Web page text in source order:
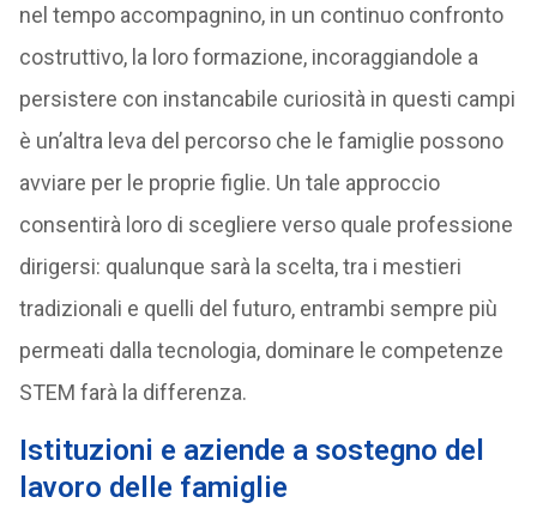
nel tempo accompagnino, in un continuo confronto
costruttivo, la loro formazione, incoraggiandole a
persistere con instancabile curiosità in questi campi
è un’altra leva del percorso che le famiglie possono
avviare per le proprie figlie. Un tale approccio
consentirà loro di scegliere verso quale professione
dirigersi: qualunque sarà la scelta, tra i mestieri
tradizionali e quelli del futuro, entrambi sempre più
permeati dalla tecnologia, dominare le competenze
STEM farà la differenza.
Istituzioni e aziende a sostegno del
lavoro delle famiglie